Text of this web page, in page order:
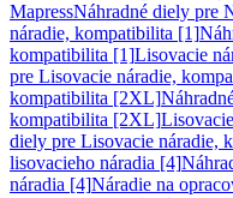
MapressNáhradné diely pre
náradie, kompatibilita [1]
kompatibilita [1]Lisovacie
pre Lisovacie náradie,
kompatibilita [2XL]
kompatibilita [2XL]
diely pre Lisovacie náradie,
lisovacieho náradia [4]
náradia [4]Náradie na